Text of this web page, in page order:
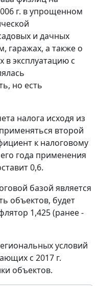
г. в упрощенном
и дачных
гаражах, а также о
эксплуатацию с
но есть
налога исходя из
второй
к налоговому
года применения
0,6.
базой является
объектов, будет
1,425 (ранее -
условий
с 2017 г.
объектов.